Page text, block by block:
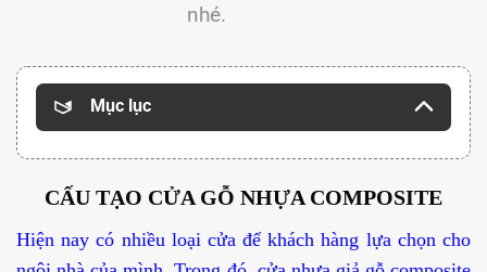
nhé.
Mục lục
CẤU TẠO CỬA GỖ NHỰA COMPOSITE
Hiện nay có nhiều loại cửa để khách hàng lựa chọn cho